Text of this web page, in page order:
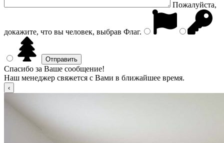
Пожалуйста,
докажите, что вы человек, выбрав Флаг.
Спасибо за Ваше сообщение!
Наш менеджер свяжется с Вами в ближайшее время.